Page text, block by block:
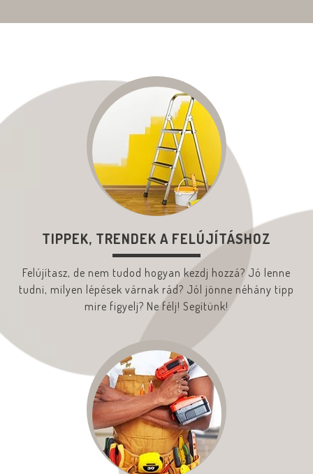
TIPPEK, TRENDEK A FELÚJÍTÁSHOZ
Felújítasz, de nem tudod hogyan kezdj hozzá? Jó lenne
tudni, milyen lépések várnak rád? Jól jönne néhány tipp
mire figyelj? Ne félj! Segítünk!